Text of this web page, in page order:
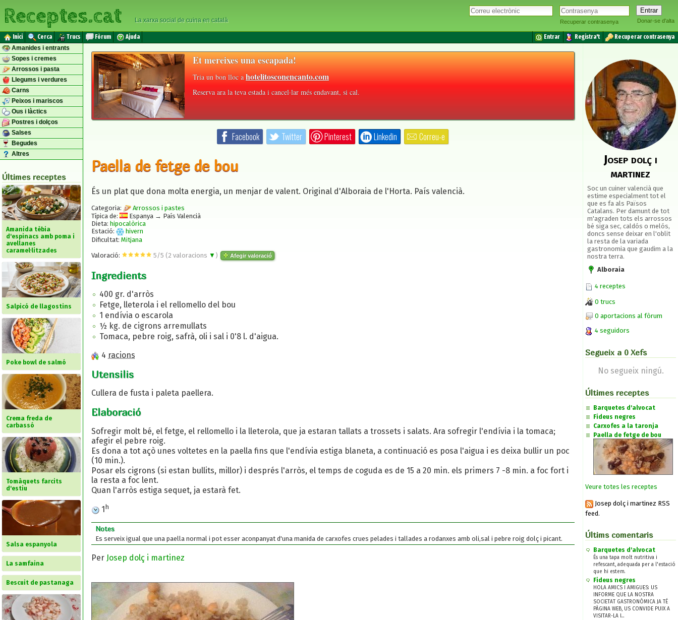
Recuperar contrasenya Donar-se d'alta
Receptes.cat La xarxa social de cuina en català
Inici Cerca Trucs Fòrum Ajuda Entrar Registra't
Recuperar contrasenya
Amanides i entrants
Sopes i cremes
Arrossos i pasta
Llegums i verdures
Carns
Peixos i mariscos
Ous i làctics
Postres i dolços
Salses
Begudes
Altres
Últimes receptes
Amanida tèbia
d'espinacs amb poma i
avellanes
caramel·litzades
Salpicó de llagostins
Poke bowl de salmó
Crema freda de
carbassó
Tomàquets farcits
d'estiu
Salsa espanyola
La samfaina
Bescuit de pastanaga
Et mereixes una escapada!
Tria un bon lloc ahotelitosconencanto.com
Reserva ara la teva estada i cancel·lar més endavant, si cal.
Facebook Twitter Pinterest Linkedin Correu-e
Paella de fetge de bou
És un plat que dona molta energia, un menjar de valent. Original d'Alboraia de l'Horta. País valencià.
Categoria:
Arrossos i pastes
Típica de:
Espanya → País Valencià
Dieta: hipocalòrica
Estació:
hivern
Dificultat: Mitjana
Valoració: 5 /5 (2 valoracions ▼ ) Afegir valoració
Ingredients
400 gr. d'arròs
Fetge, lleterola i el rellomello del bou
1 endívia o escarola
½ kg. de cigrons arremullats
Tomaca, pebre roig, safrà, oli i sal i 0'8 l. d'aigua.
4 racions
Utensilis
Cullera de fusta i paleta paellera.
Elaboració
Sofregir molt bé, el fetge, el rellomello i la lleterola, que ja estaran tallats a trossets i salats. Ara sofregir l'endívia i la tomaca;
afegir el pebre roig.
Es dona a tot açò unes voltetes en la paella fins que l'endívia estiga blaneta, a continuació es posa l'aigua i es deixa bullir un poc
(10 min.).
Posar els cigrons (si estan bullits, millor) i després l'arròs, el temps de coguda es de 15 a 20 min. els primers 7 -8 min. a foc fort i
la resta a foc lent.
Quan l'arròs estiga sequet, ja estarà fet.
1 h
Notes
Es serveix igual que una paella normal i pot esser aconpanyat d'una manida de carxofes crues pelades i tallades a rodanxes amb oli,sal i pebre roig dolç i picant.
Per Josep dolç i martinez
Josep dolç i
martinez
Soc un cuiner valencià que
estime especialment tot el
que es fa als Països
Catalans. Per damunt de tot
m'agraden tots els arrossos
bé siga sec, caldós o melós,
doncs sense deixar en l'oblit
la resta de la variada
gastronomia que gaudim a la
nostra terra.
Alboraia
4 receptes
0 trucs
0 aportacions al fòrum
4 seguidors
Segueix a 0 Xefs
No segueix ningú.
Últimes receptes
Barquetes d'alvocat
Fideus negres
Carxofes a la taronja
Paella de fetge de bou
Veure totes les receptes
Josep dolç i martinez RSS
feed.
Últims comentaris
Barquetes d'alvocat
És una tapa molt nutritiva i
refescant, adequada per a l'estació
que hi estem.
Fideus negres
HOLA AMICS I AMIGUES: US
INFORME QUE LA NOSTRA
SOCIETAT GASTRONÒMICA JA TÉ
PÀGINA WEB, US CONVIDE PUIX A
VISITAR-LA I...